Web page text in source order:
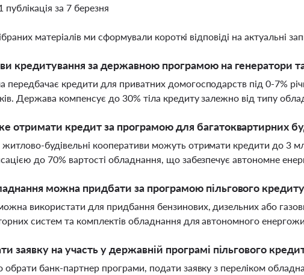
публікація за 7 березня
матеріалів ми сформували короткі відповіді на актуальні
кредитування за державною програмою на генератори
передбачає кредити для приватних домогосподарств під 0-7%
Держава компенсує до 30% тіла кредиту залежно від типу
отримати кредит за програмою для багатоквартирних
будівельні кооперативи можуть отримати кредити до 3
до 70% вартості обладнання, що забезпечує автономне
можна придбати за програмою пільгового
використати для придбання бензинових, дизельних або
систем та комплектів обладнання для автономного
заявку на участь у державній програмі пільгового
обрати банк-партнер програми, подати заявку з переліком